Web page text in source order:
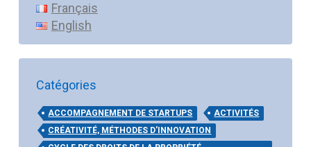
Français
English
Catégories
ACCOMPAGNEMENT DE STARTUPS
ACTIVITÉS
CRÉATIVITÉ, MÉTHODES D'INNOVATION